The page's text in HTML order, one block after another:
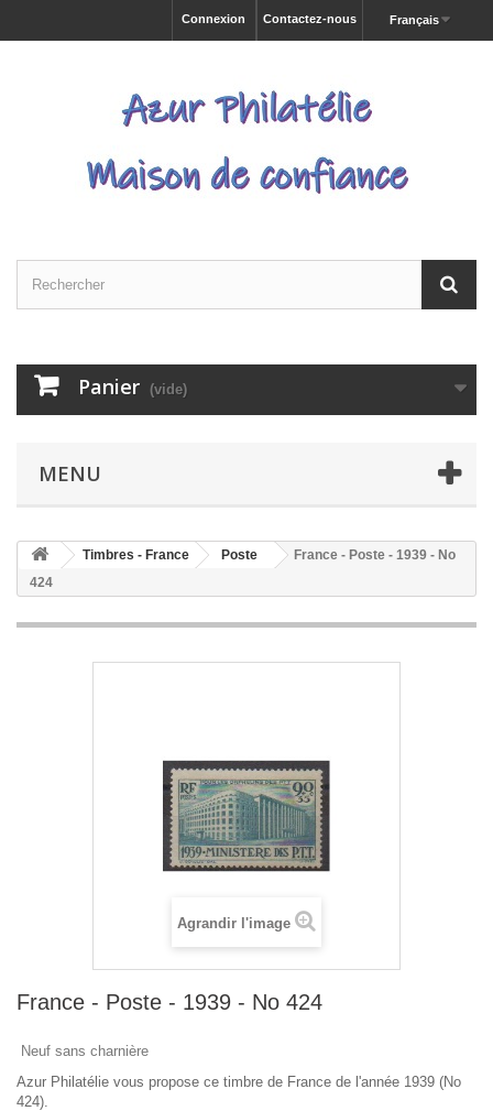
Français
Contactez-nous
Connexion
Panier (vide)
MENU
Timbres - France Poste
France - Poste - 1939 - No
424
Agrandir l'image
France - Poste - 1939 - No 424
Neuf sans charnière
Azur Philatélie vous propose ce timbre de France de l'année 1939 (No
424).